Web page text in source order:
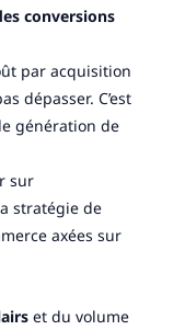
conversions
par acquisition
dépasser. C’est
génération de
sur
stratégie de
axées sur
et du volume